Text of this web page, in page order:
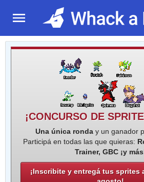
¡CONCURSO DE
Una única ronday un ganador
Participá en todas las que quieras:
Trainer, GBC ¡y
¡Inscribite y entregá tus sprites